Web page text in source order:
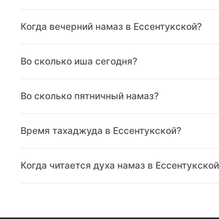
Когда вечерний намаз в Ессентукской?
Во сколько иша сегодня?
Во сколько пятничный намаз?
Время тахаджуда в Ессентукской?
Когда читается духа намаз в